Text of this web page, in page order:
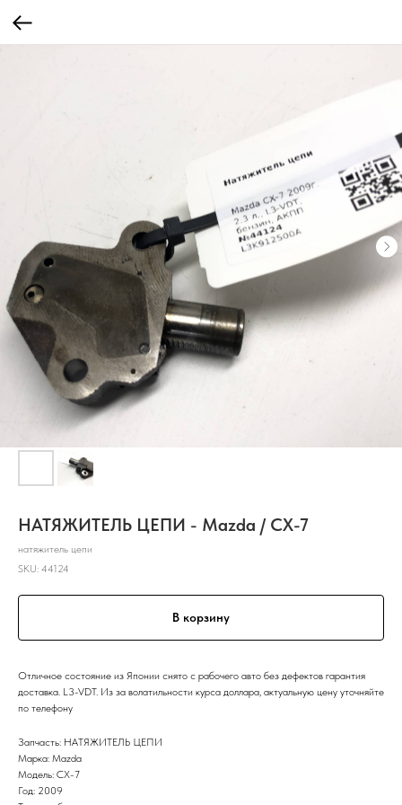
НАТЯЖИТЕЛЬ ЦЕПИ - Mazda / CX-7
натяжитель цепи
SKU: 44124
В корзину
Отличное состояние из Японии снято с рабочего авто без дефектов гарантия
доставка. L3-VDT. Из за волатильности курса доллара, актуальную цену уточняйте
по телефону
Запчасть: НАТЯЖИТЕЛЬ ЦЕПИ
Марка: Mazda
Модель: CX-7
Год: 2009